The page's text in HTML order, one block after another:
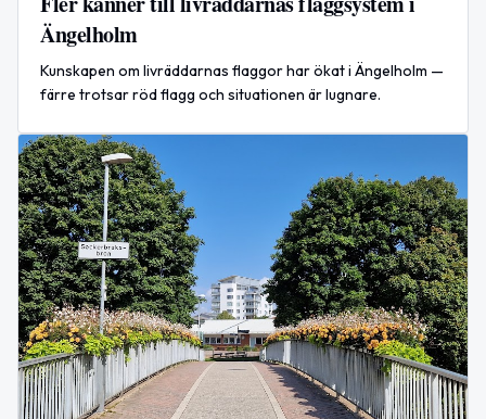
Ängelholm
Kunskapen om livräddarnas flaggor har ökat i Ängelholm —
färre trotsar röd flagg och situationen är lugnare.